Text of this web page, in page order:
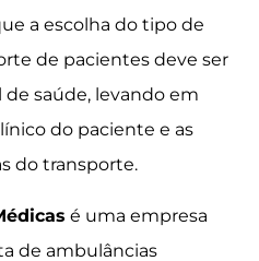
a escolha do tipo de
de pacientes deve ser
saúde, levando em
do paciente e as
do transporte.
é uma empresa
de ambulâncias